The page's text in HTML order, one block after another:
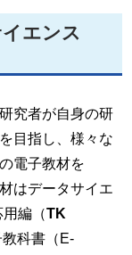
エンス
究者が自身の研
目指し、様々な
電子教材を
はデータサイエ
用編（TK
科書（E-